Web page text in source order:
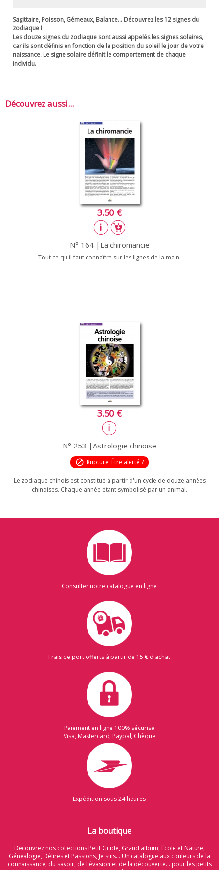
Sagittaire, Poisson, Gémeaux, Balance... Découvrez les 12 signes du
zodiaque !
Les douze signes du zodiaque sont aussi appelés les signes solaires,
car ils sont définis en fonction de la position du soleil le jour de votre
naissance. Le signe solaire définit le comportement de chaque
individu.
Découvrez aussi...
3.50 €
N° 164 |La chiromancie
Tout ce qu'il faut connaître sur les lignes de la main.
3.50 €
N° 253 |Astrologie chinoise
block Rupture. Être alerté ?
Le zodiaque chinois est constitué à partir d'un cycle de douze années
chinoises. Chaque année étant symbolisé par un animal.
Consulter notre catalogue en ligne
Frais de port offerts à partir de 15 € d'achat
Paiement en ligne 100% sécurisé
Visa, Mastercard, Paypal, Chèque
Expédition sous 24 heures
La boutique
Découvrez nos collections Petit Guide, Grand album, École et Nature,
Généalogie, Délires et Passions, Je suis... Un catalogue aux couleurs de la
connaissance, du savoir, de l'évasion et de la découverte... pour les petits